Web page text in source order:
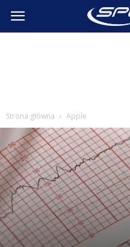
SpeedTest.pl
Strona główna Apple